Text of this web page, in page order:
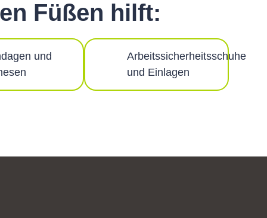
Füßen hilft:
und
Arbeitssicherheitsschuhe
und Einlagen